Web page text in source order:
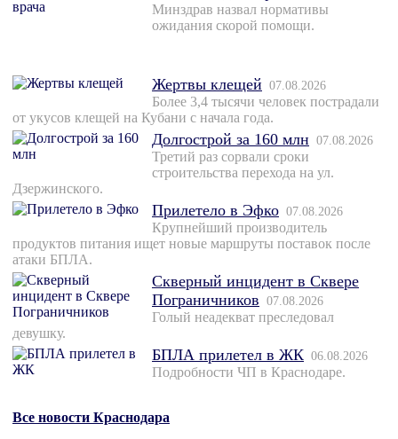
Минздрав назвал нормативы
ожидания скорой помощи.
Жертвы клещей 07.08.2026
Более 3,4 тысячи человек пострадали
от укусов клещей на Кубани с начала года.
Долгострой за 160 млн 07.08.2026
Третий раз сорвали сроки
строительства перехода на ул.
Дзержинского.
Прилетело в Эфко 07.08.2026
Крупнейший производитель
продуктов питания ищет новые маршруты поставок после
атаки БПЛА.
Скверный инцидент в Сквере
Пограничников 07.08.2026
Голый неадекват преследовал
девушку.
БПЛА прилетел в ЖК 06.08.2026
Подробности ЧП в Краснодаре.
Все новости Краснодара